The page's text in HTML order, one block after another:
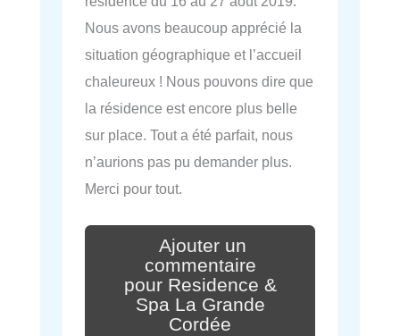
Nous avons beaucoup apprécié la
situation géographique et l’accueil
chaleureux ! Nous pouvons dire que
la résidence est encore plus belle
sur place. Tout a été parfait, nous
n’aurions pas pu demander plus.
Merci pour tout.
Ajouter un
commentaire
pour Residence &
Spa La Grande
Cordée